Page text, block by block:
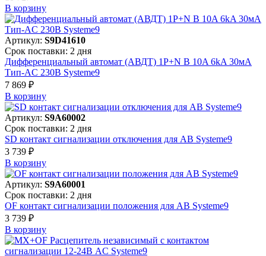
В корзинy
Артикул: S9D41610
Срок поставки: 2 дня
Дифференциальный автомат (АВДТ) 1P+N B 10A 6kA 30мА
Тип-AC 230В Systeme9
7 869 ₽
В корзинy
Артикул: S9A60002
Срок поставки: 2 дня
SD контакт сигнализации отключения для АВ Systeme9
3 739 ₽
В корзинy
Артикул: S9A60001
Срок поставки: 2 дня
OF контакт сигнализации положения для АВ Systeme9
3 739 ₽
В корзинy